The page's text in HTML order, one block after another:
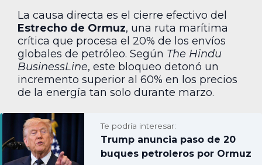
La causa directa es el cierre efectivo del
Estrecho de Ormuz, una ruta marítima
crítica que procesa el 20% de los envíos
globales de petróleo. Según The Hindu
BusinessLine, este bloqueo detonó un
incremento superior al 60% en los precios
de la energía tan solo durante marzo.
Te podría interesar:
Trump anuncia paso de 20
buques petroleros por Ormuz